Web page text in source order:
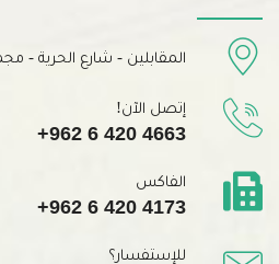
المقابلين - شارع الحرية -
إتصل الآن!
+962 6 420 4663
الفاكس
+962 6 420 4173
للإستفسار؟